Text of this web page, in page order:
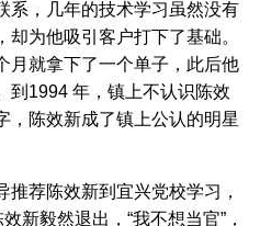
系，几年的技术学习虽然没有
为他吸引客户打下了基础。
月就拿下了一个单子，此后他
到1994 年，镇上不认识陈效
，陈效新成了镇上公认的明星
推荐陈效新到宜兴党校学习，
新毅然退出，“我不想当官”，